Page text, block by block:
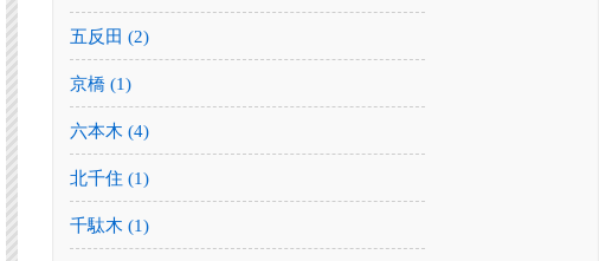
五反田 (2)
京橋 (1)
六本木 (4)
北千住 (1)
千駄木 (1)